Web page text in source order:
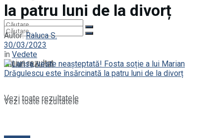
Niciun rezultat
Vezi toate rezultatele
Niciun rezultat
Vezi toate rezultatele
la patru luni de la divorț
Autor: Raluca S.
30/03/2023
în Vedete